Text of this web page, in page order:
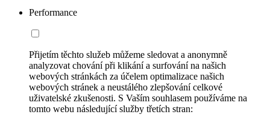
Performance
Přijetím těchto služeb můžeme sledovat a anonymně
analyzovat chování při klikání a surfování na našich
webových stránkách za účelem optimalizace našich
webových stránek a neustálého zlepšování celkové
uživatelské zkušenosti. S Vaším souhlasem používáme na
tomto webu následující služby třetích stran: